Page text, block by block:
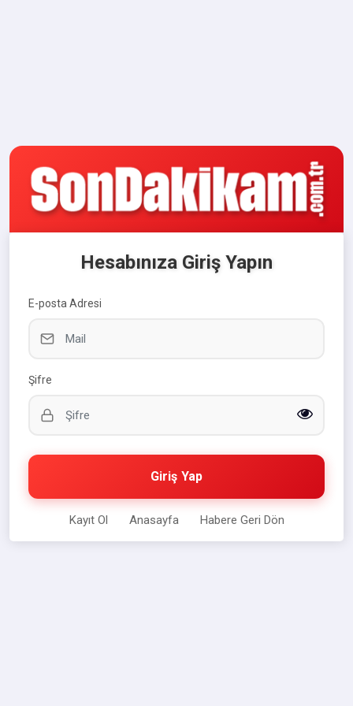
Hesabınıza Giriş Yapın
E-posta Adresi
Şifre
Giriş Yap
Kayıt Ol Anasayfa Habere Geri Dön